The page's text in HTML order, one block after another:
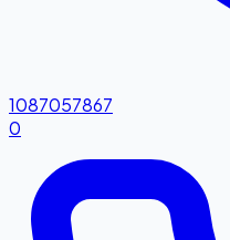
1087057867
0